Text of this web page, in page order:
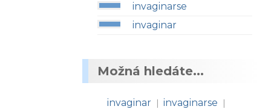
invaginarse
invaginar
Možná hledáte...
invaginar | invaginarse |